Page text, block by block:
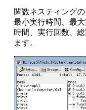
関数ネスティング
最小実行時間、最
時間、実行回数、
ます。